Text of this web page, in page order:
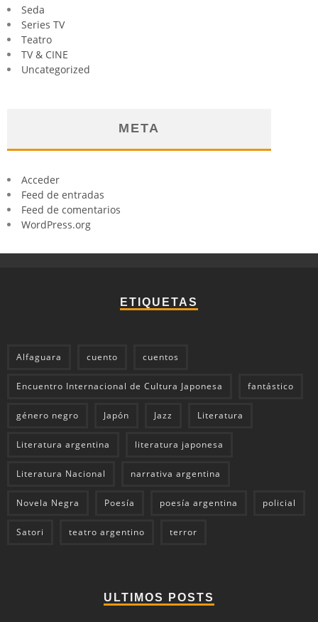
Seda
Series TV
Teatro
TV & CINE
Uncategorized
META
Acceder
Feed de entradas
Feed de comentarios
WordPress.org
ETIQUETAS
Alfaguara cuento cuentos
Encuentro Internacional de Cultura Japonesa fantástico
género negro Japón Jazz Literatura
Literatura argentina literatura japonesa
Literatura Nacional narrativa argentina
Novela Negra Poesía poesía argentina policial
Satori teatro argentino terror
ULTIMOS POSTS